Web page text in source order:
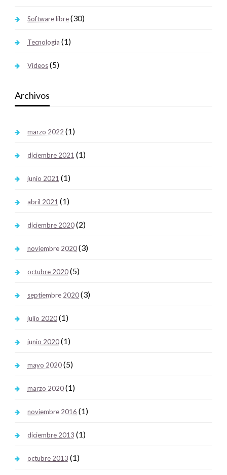
Software libre(30)
Tecnologia (1)
Videos(5)
Archivos
marzo 2022 (1)
diciembre 2021 (1)
junio 2021 (1)
abril 2021 (1)
diciembre 2020(2)
noviembre 2020(3)
octubre 2020(5)
septiembre 2020(3)
julio 2020(1)
junio 2020(1)
mayo 2020(5)
marzo 2020(1)
noviembre 2016 (1)
diciembre 2013 (1)
octubre 2013 (1)